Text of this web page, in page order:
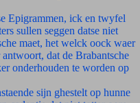
Epigrammen, ick en twyfel
sullen seggen datse niet
maet, het welck oock waer
dat de Brabantsche
onderhouden te worden op
sijn ghestelt op hunne